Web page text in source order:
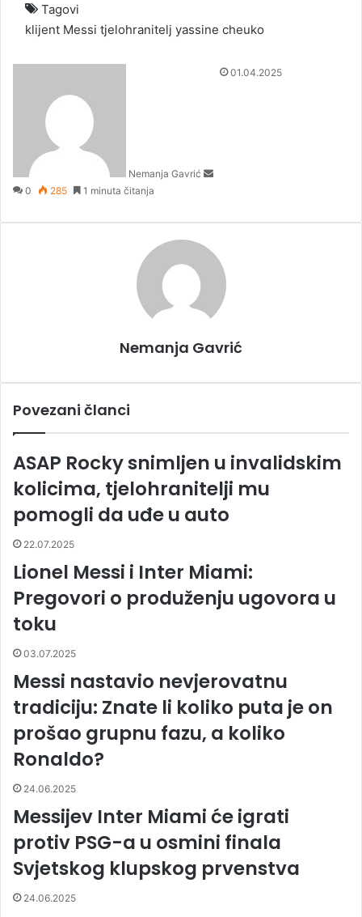
Tagovi
klijent Messi tjelohranitelj yassine cheuko
Nemanja Gavrić
i
01.04.2025
0 285 1 minuta čitanja
Nemanja Gavrić
Povezani članci
ASAP Rocky snimljen u invalidskim
kolicima, tjelohranitelji mu
pomogli da uđe u auto
22.07.2025
Lionel Messi i Inter Miami:
Pregovori o produženju ugovora u
toku
03.07.2025
Messi nastavio nevjerovatnu
tradiciju: Znate li koliko puta je on
prošao grupnu fazu, a koliko
Ronaldo?
24.06.2025
Messijev Inter Miami će igrati
protiv PSG-a u osmini finala
Svjetskog klupskog prvenstva
24.06.2025